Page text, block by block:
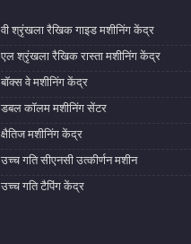
वी श्रृंखला रैखिक गाइड मशीनिंग केंद्र
एल श्रृंखला रैखिक रास्ता मशीनिंग केंद्र
बॉक्स वे मशीनिंग केंद्र
डबल कॉलम मशीनिंग सेंटर
क्षैतिज मशीनिंग केंद्र
उच्च गति सीएनसी उत्कीर्णन मशीन
उच्च गति टैपिंग केंद्र